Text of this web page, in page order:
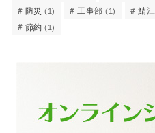
防災 (1) 工事部 (1) 鯖江
節約 (1)